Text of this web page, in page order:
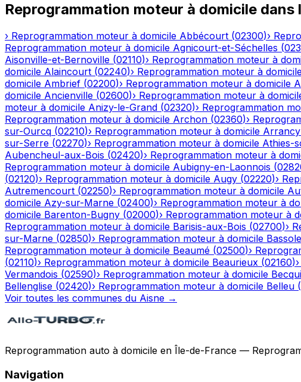
Reprogrammation moteur à domicile dans
› Reprogrammation moteur à domicile Abbécourt (02300)›
Reprogrammation moteur à domicile Agnicourt-et-Séchelles (
Aisonville-et-Bernoville (02110)› Reprogrammation moteur à
domicile Alaincourt (02240)› Reprogrammation moteur à
domicile Ambrief (02200)› Reprogrammation moteur à domicile
domicile Ancienville (02600)› Reprogrammation moteur à
moteur à domicile Anizy-le-Grand (02320)› Reprogrammation
Reprogrammation moteur à domicile Archon (02360)›
sur-Ourcq (02210)› Reprogrammation moteur à domicile Arrancy
sur-Serre (02270)› Reprogrammation moteur à domicile Athies-
Aubencheul-aux-Bois (02420)› Reprogrammation moteur à
Reprogrammation moteur à domicile Aubigny-en-Laonnois (
(02120)› Reprogrammation moteur à domicile Augy (02220)›
Autremencourt (02250)› Reprogrammation moteur à domicile
domicile Azy-sur-Marne (02400)› Reprogrammation moteur à
domicile Barenton-Bugny (02000)› Reprogrammation moteur à
Reprogrammation moteur à domicile Barisis-aux-Bois (02700)›
sur-Marne (02850)› Reprogrammation moteur à domicile
Reprogrammation moteur à domicile Beaumé (02500)›
(02110)› Reprogrammation moteur à domicile Beaurieux (02160)›
Vermandois (02590)› Reprogrammation moteur à domicile
Bellenglise (02420)› Reprogrammation moteur à domicile Belleu (
Voir toutes les communes du Aisne →
Reprogrammation auto à domicile en Île-de-France —
Navigation